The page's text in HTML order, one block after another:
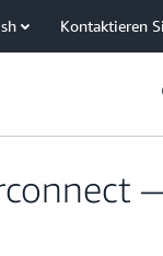
Kontaktieren